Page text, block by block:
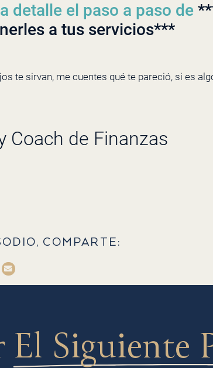
detalle el paso a paso de
a tus servicios***
te sirvan, me cuentes qué te pareció, si es
Coach de Finanzas
COMPARTE:
El Siguiente